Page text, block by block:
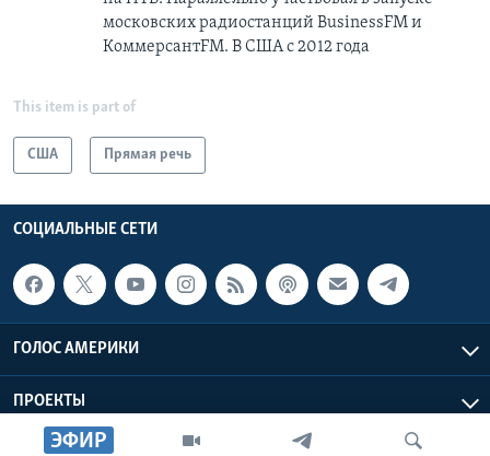
ЭФИР
московских радиостанций BusinessFM и
КоммерсантFM. В США с 2012 года
This item is part of
США Прямая речь
СОЦИАЛЬНЫЕ СЕТИ
ГОЛОС АМЕРИКИ
ПРОЕКТЫ